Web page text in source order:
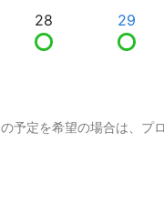
28 29
予定を希望の場合は、プロ